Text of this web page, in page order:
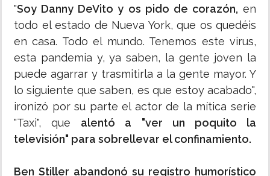
"Soy Danny DeVito y os pido de corazón, en
todo el estado de Nueva York, que os quedéis
en casa. Todo el mundo. Tenemos este virus,
esta pandemia y, ya saben, la gente joven la
puede agarrar y trasmitirla a la gente mayor. Y
lo siguiente que saben, es que estoy acabado",
ironizó por su parte el actor de la mítica serie
"Taxi", que alentó a "ver un poquito la
televisión" para sobrellevar el confinamiento.
Ben Stiller abandonó su registro humorístico